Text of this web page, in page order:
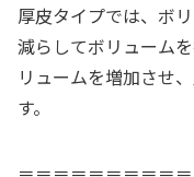
厚皮タイプでは、ボ
減らしてボリューム
リュームを増加させ
す。